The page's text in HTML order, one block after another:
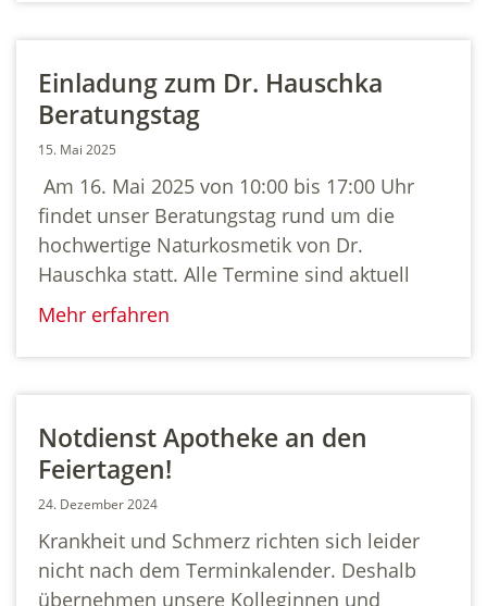
Einladung zum Dr. Hauschka
Beratungstag
15. Mai 2025
Am 16. Mai 2025 von 10:00 bis 17:00 Uhr
findet unser Beratungstag rund um die
hochwertige Naturkosmetik von Dr.
Hauschka statt. Alle Termine sind aktuell
Mehr erfahren
Notdienst Apotheke an den
Feiertagen!
24. Dezember 2024
Krankheit und Schmerz richten sich leider
nicht nach dem Terminkalender. Deshalb
übernehmen unsere Kolleginnen und